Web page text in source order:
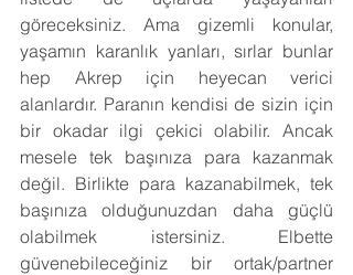
göreceksiniz. Ama gizemli konular,
yaşamın karanlık yanları, sırlar bunlar
hep Akrep için heyecan verici
alanlardır. Paranın kendisi de sizin için
bir okadar ilgi çekici olabilir. Ancak
mesele tek başınıza para kazanmak
değil. Birlikte para kazanabilmek, tek
başınıza olduğunuzdan daha güçlü
olabilmek istersiniz. Elbette
güvenebileceğiniz bir ortak/partner